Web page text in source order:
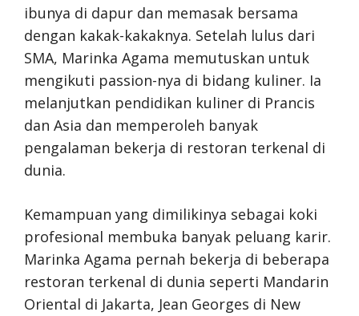
ibunya di dapur dan memasak bersama
dengan kakak-kakaknya. Setelah lulus dari
SMA, Marinka Agama memutuskan untuk
mengikuti passion-nya di bidang kuliner. Ia
melanjutkan pendidikan kuliner di Prancis
dan Asia dan memperoleh banyak
pengalaman bekerja di restoran terkenal di
dunia.
Kemampuan yang dimilikinya sebagai koki
profesional membuka banyak peluang karir.
Marinka Agama pernah bekerja di beberapa
restoran terkenal di dunia seperti Mandarin
Oriental di Jakarta, Jean Georges di New